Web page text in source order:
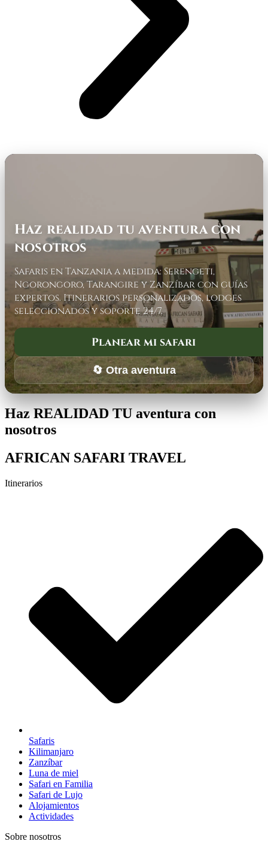
Haz realidad tu aventura con
nosotros
Safaris en Tanzania a medida: Serengeti,
Ngorongoro, Tarangire y Zanzíbar con guías
expertos. Itinerarios personalizados, lodges
seleccionados y soporte 24/7.
Planear mi safari
🔄 Otra aventura
Haz REALIDAD TU aventura con
nosotros
AFRICAN SAFARI TRAVEL
Itinerarios
Safaris
Kilimanjaro
Zanzíbar
Luna de miel
Safari en Familia
Safari de Lujo
Alojamientos
Actividades
Sobre nosotros